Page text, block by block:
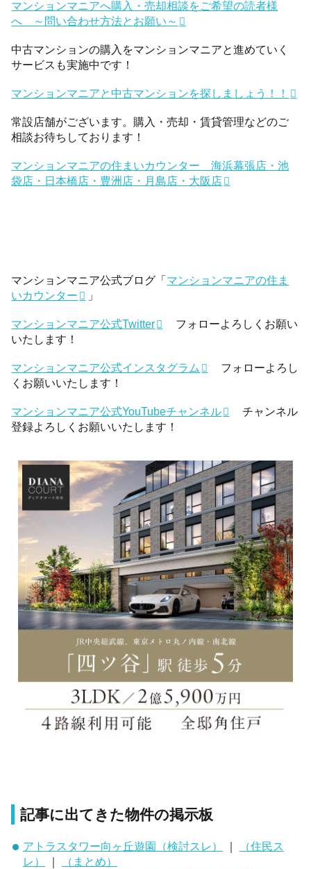
マンションマニアへ購入・売却相談をご希望の読者様
へ ～問い合わせ方法とお願い～
中古マンションの購入をマンションマニアと進めていく
サービスも実施中です！
マンションマニアと中古マンションを探しましょう！！
常設店舗がございます。購入・売却・賃貸管理などのご
相談お待ちしております！
マンションマニアの住まいカウンター 海浜幕張店・池
袋店・日本橋店・豊洲店・月島店・大阪店
マンションマニア公式ブログ「マンションマニアの住ま
いカウンター
」
マンションマニア公式Twitter
フォローよろしくお願い
いたします！
マンションマニア公式インスタグラム
フォローよろし
くお願いいたします！
マンションマニア公式YouTubeチャンネル
チャンネル
登録よろしくお願いいたします！
記事に出てきた物件の掲示板
アトラスタワー向ヶ丘遊園（検討スレ） ｜
（住民ス
レ）
｜
（まとめ）